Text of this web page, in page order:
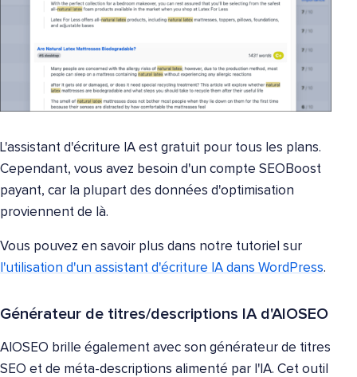
L'assistant d'écriture IA est gratuit pour tous les plans.
Cependant, vous avez besoin d'un compte SEOBoost
payant, car la plupart des données d'optimisation
proviennent de là.
Vous pouvez en savoir plus dans notre tutoriel sur
l'utilisation d'un assistant d'écriture IA dans WordPress.
Générateur de titres/descriptions IA d'AIOSEO
AIOSEO brille également avec son générateur de titres
SEO et de méta-descriptions alimenté par l'IA. Cet outil